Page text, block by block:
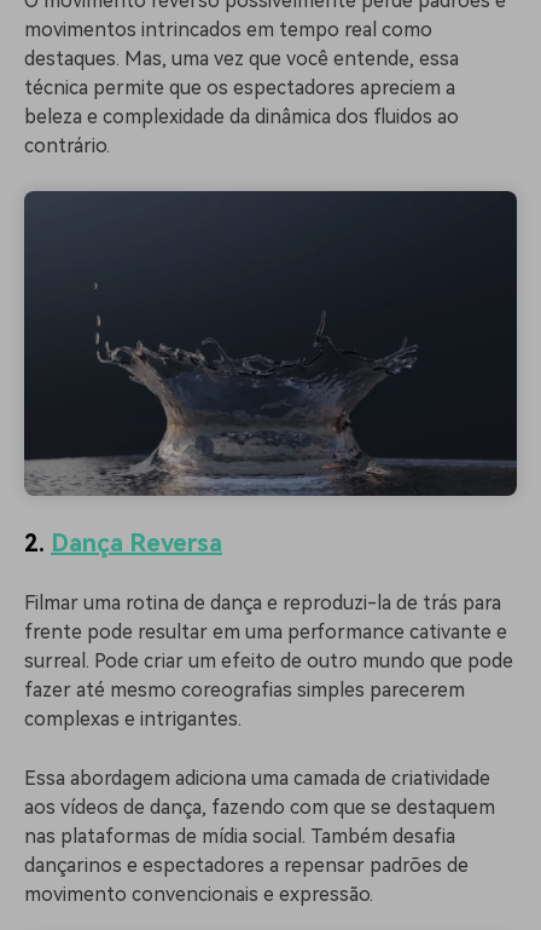
movimentos intrincados em tempo real como
destaques. Mas, uma vez que você entende, essa
técnica permite que os espectadores apreciem a
beleza e complexidade da dinâmica dos fluidos ao
contrário.
2. Dança Reversa
Filmar uma rotina de dança e reproduzi-la de trás para
frente pode resultar em uma performance cativante e
surreal. Pode criar um efeito de outro mundo que pode
fazer até mesmo coreografias simples parecerem
complexas e intrigantes.
Essa abordagem adiciona uma camada de criatividade
aos vídeos de dança, fazendo com que se destaquem
nas plataformas de mídia social. Também desafia
dançarinos e espectadores a repensar padrões de
movimento convencionais e expressão.